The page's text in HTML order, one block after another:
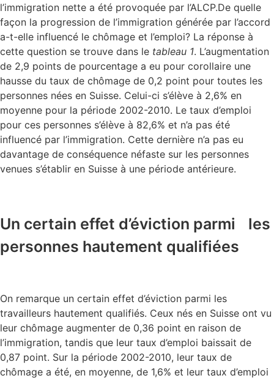
l’immigration nette a été provoquée par l’ALCP.De quelle
façon la progression de l’immigration générée par l’accord
a-t-elle influencé le chômage et l’emploi? La réponse à
cette question se trouve dans le tableau 1. L’augmentation
de 2,9 points de pourcentage a eu pour corollaire une
hausse du taux de chômage de 0,2 point pour toutes les
personnes nées en Suisse. Celui-ci s’élève à 2,6% en
moyenne pour la période 2002-2010. Le taux d’emploi
pour ces personnes s’élève à 82,6% et n’a pas été
influencé par l’immigration. Cette dernière n’a pas eu
davantage de conséquence néfaste sur les personnes
venues s’établir en Suisse à une période antérieure.
Un certain effet d’éviction parmi les
personnes hautement qualifiées
On remarque un certain effet d’éviction parmi les
travailleurs hautement qualifiés. Ceux nés en Suisse ont vu
leur chômage augmenter de 0,36 point en raison de
l’immigration, tandis que leur taux d’emploi baissait de
0,87 point. Sur la période 2002-2010, leur taux de
chômage a été, en moyenne, de 1,6% et leur taux d’emploi